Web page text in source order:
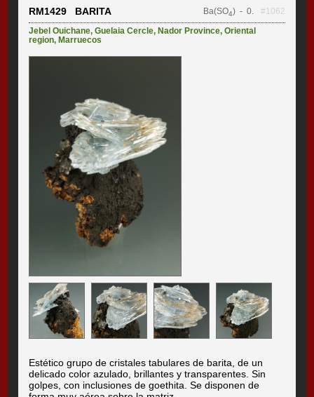
RM1429 BARITA Ba(SO4)- 0.
#1062
Jebel Ouichane,Guelaia Cercle,Nador Province,Oriental
region,Marruecos
Estético grupo de cristales tabulares de barita, de un
delicado color azulado, brillantes y transparentes. Sin
golpes, con inclusiones de goethita. Se disponen de